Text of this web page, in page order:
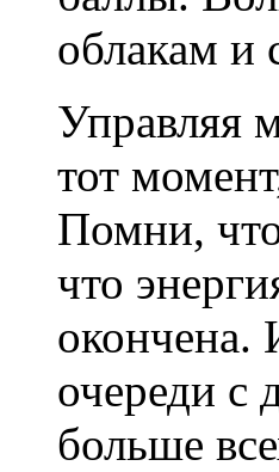
облакам и
Управляя
тот
Помни, что
что
окончена.
очереди с
больше